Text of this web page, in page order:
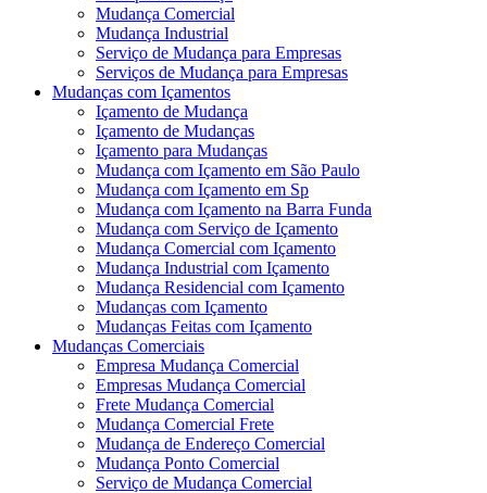
Mudança Comercial
Mudança Industrial
Serviço de Mudança para Empresas
Serviços de Mudança para Empresas
Mudanças com Içamentos
Içamento de Mudança
Içamento de Mudanças
Içamento para Mudanças
Mudança com Içamento em São Paulo
Mudança com Içamento em Sp
Mudança com Içamento na Barra Funda
Mudança com Serviço de Içamento
Mudança Comercial com Içamento
Mudança Industrial com Içamento
Mudança Residencial com Içamento
Mudanças com Içamento
Mudanças Feitas com Içamento
Mudanças Comerciais
Empresa Mudança Comercial
Empresas Mudança Comercial
Frete Mudança Comercial
Mudança Comercial Frete
Mudança de Endereço Comercial
Mudança Ponto Comercial
Serviço de Mudança Comercial